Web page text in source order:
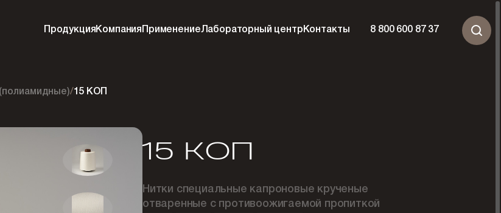
Продукция Компания ПрименениеЛабораторный центр Контакты 8 800 600 87 37
/15 КОП
15 КОП
Нитки специальные капроновые крученые
отваренные с противоожигаемой пропиткой